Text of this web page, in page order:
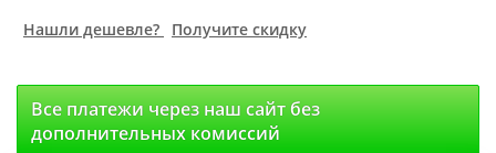
Нашли дешевле? Получите скидку
Все платежи через наш сайт без
дополнительных комиссий